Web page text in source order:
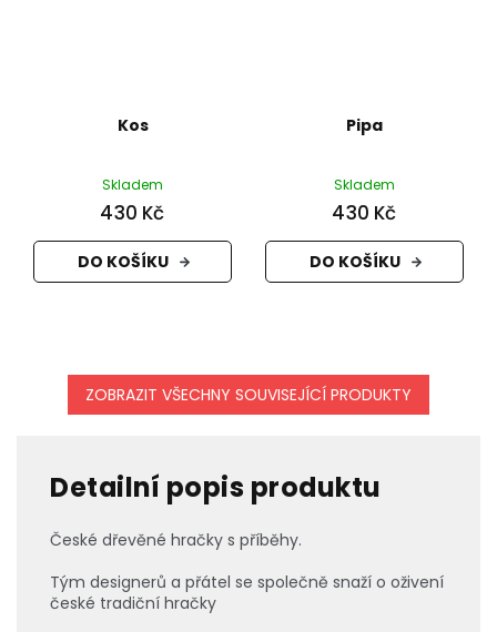
Kos
Skladem
430 Kč
DO KOŠÍKU
Pipa
Skladem
430 Kč
DO KOŠÍKU
ZOBRAZIT VŠECHNY SOUVISEJÍCÍ PRODUKTY
Detailní popis produktu
České dřevěné hračky s příběhy.
Tým designerů a přátel se společně snaží o oživení
české tradiční hračky